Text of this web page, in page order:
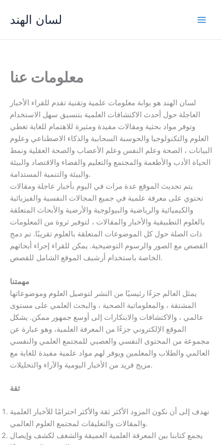
content
لسان الهند
معلومات عنا
لسان الهند هو بوابة معلومات علمية وتقنية تقدم للقراء الأخبار
العاجلة حول أحدث الاكتشافات العلمية بتنسيق سهل الاستخدام
وتوفر مواد بحثية ومقالات مفيدة ومثيرة للاهتمام للغاية تغطي
العلوم والتكنولوجيا والحوسبة السحابية والذكاء الاصطناعي وعلوم
البيانات ، الصحة وعلم النفس وعلم الأعصاب والصحة العقلية ونمط
الحياة الأدب والأطعمة والمجتمع والتعليم والفضاء والاقتصاد والبيئة
والبيئة والتنمية المستدامة.
يتم تحديث الموقع عدة مرات في اليوم بأخبار عاجلة ومقالات
تحتوي على معرفة علمية في جميع المجالات النفسية والفيزيائية
والكيميائية والرياضية والبيولوجية والأرضية والأبحاث المتعلقة
بالعلوم التطبيقية والأخبار والمقالات ، لتوفير ثروة من المعلومات
ذات الصلة حول كل الموضوعات المتعلقة بالعلوم تقريبًا. تم دمج
القصص مع الصور والرسوم التوضيحية. يمكن للقراء إجراء أبحاثهم
الخاصة باستخدام أرشيف الموقع الشامل للقصص.
مهمتنا
يمثل العالم جزءًا رئيسيًا من النشر لتوصيل العلوم وموضوعاتها
المشتقة ، والمعلوماتية الصحية ، والبحث العلمي على مستوى
عالمي ، والاكتشافات والابتكارات إلى أوسع جمهور ممكن. يشكل
الموقع الإلكتروني جزءًا من المعرفة العلمية، وهو عبارة عن
مجموعة من المحتوى النفسي والعصبي للمجتمع العلمي والنفسي
العالمي والطلاب والمعلمين ويوفر لهم مواد علمية مفيدة للغاية مع
مزيج فريد من الأخبار اليومية والآراء والتحليلات.
ثقة
نهدف إلى أن نكون المزود الأكثر ثقة والأكثر احترامًا للأخبار العلمية
والمقالات والتعليقات لمجتمع العلوم العالمي.
يجمع كتابنا بين المعرفة العلمية العميقة والشغف لكشف وإيصال